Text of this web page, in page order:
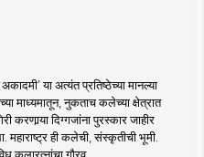
या अत्यंत प्रतिष्ठेच्या मानल्या
माध्यमातून, नुकताच कलेच्या क्षेत्रात
करणार्‍या दिग्गजांना पुरस्कार जाहीर
महाराष्ट्र ही कलेची, संस्कृतीची भूमी.